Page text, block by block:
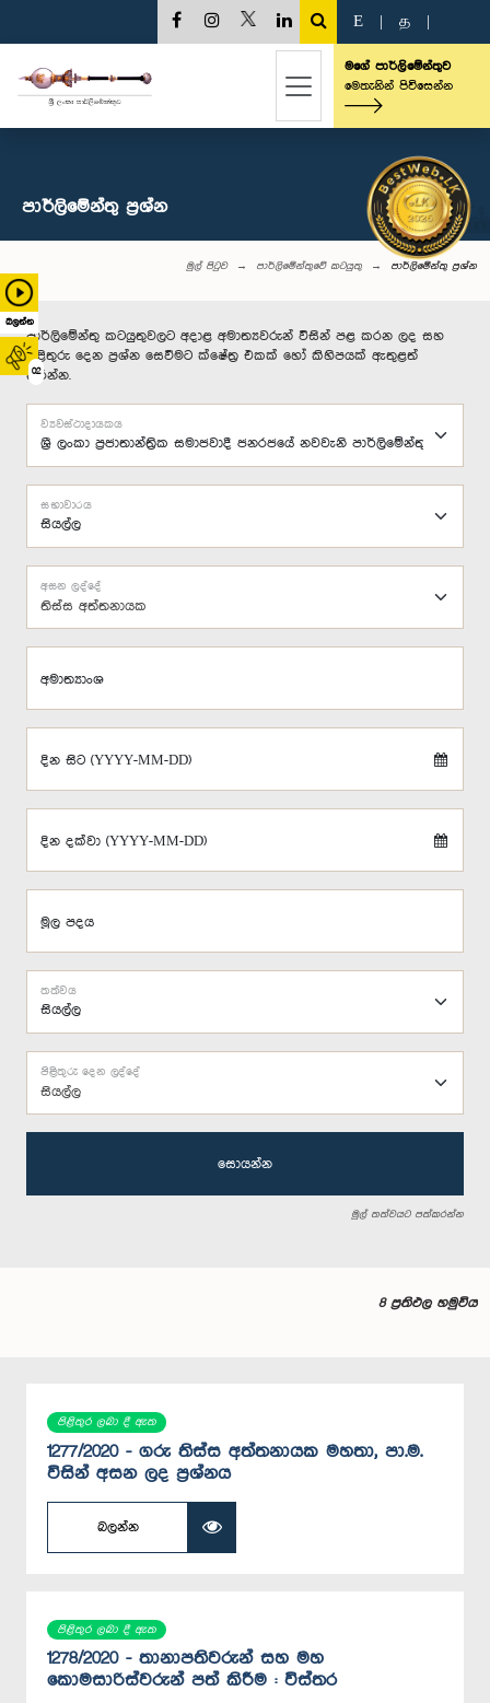
බලන්න
02
E த
මගේ පාර්ලිමේන්තුව
මෙතැනින් පිවිසෙන්න
පාර්ලි‌මේන්තු‌ ප්‍රශ්න
මුල් පිටුව පාර්ලිමේන්තුවේ කටයුතු පාර්ලි‌මේන්තු‌ ප්‍රශ්න
පාර්ලිමේන්තු කටයුතුවලට අදාළ අමාත්‍යවරුන් විසින් පළ කරන ලද සහ
පිළිතුරු දෙන ප්‍රශ්න සෙවීමට ක්ෂේත්‍ර එකක් හෝ කිහිපයක් ඇතුළත්
කරන්න.
ව්‍යවස්ථාදායකය
සභාවාරය
තිස්ස අත්තනායක
අසන ලද්දේ
අමාත්‍යාංශ
දින සිට (YYYY-MM-DD)
දින දක්වා (YYYY-MM-DD)
මූල පදය
තත්වය
සියල්ල
පිළිතුරු දෙන ලද්දේ
සොයන්න
මුල් තත්වයට පත්කරන්න
8 ප්‍රතිඵල හමුවිය
පිළිතුර ලබා දී ඇත
1277/2020 - ගරු තිස්ස අත්තනායක මහතා, පා.ම.
විසින් අසන ලද ප්‍රශ්නය
බලන්න
පිළිතුර ලබා දී ඇත
1278/2020 - තානාපතිවරුන් සහ මහ
කොමසාරිස්වරුන් පත් කිරීම : විස්තර